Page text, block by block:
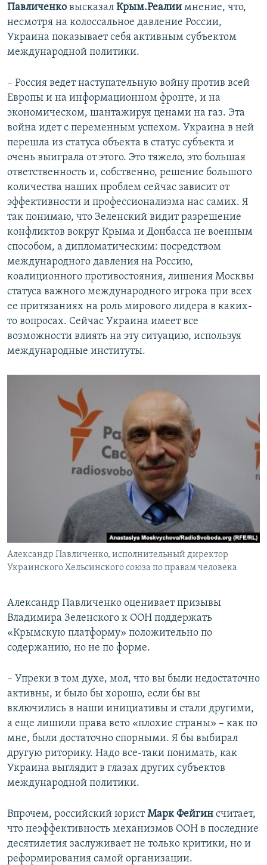
Павличенко высказал Крым.Реалии мнение, что,
несмотря на колоссальное давление России,
Украина показывает себя активным субъектом
международной политики.
– Россия ведет наступательную войну против всей
Европы и на информационном фронте, и на
экономическом, шантажируя ценами на газ. Эта
война идет с переменным успехом. Украина в ней
перешла из статуса объекта в статус субъекта и
очень выиграла от этого. Это тяжело, это большая
ответственность и, собственно, решение большого
количества наших проблем сейчас зависит от
эффективности и профессионализма нас самих. Я
так понимаю, что Зеленский видит разрешение
конфликтов вокруг Крыма и Донбасса не военным
способом, а дипломатическим: посредством
международного давления на Россию,
коалиционного противостояния, лишения Москвы
статуса важного международного игрока при всех
ее притязаниях на роль мирового лидера в каких-
то вопросах. Сейчас Украина имеет все
возможности влиять на эту ситуацию, используя
международные институты.
Александр Павличенко, исполнительный директор
Украинского Хельсинского союза по правам человека
Александр Павличенко оценивает призывы
Владимира Зеленского к ООН поддержать
«Крымскую платформу» положительно по
содержанию, но не по форме.
– Упреки в том духе, мол, что вы были недостаточно
активны, и было бы хорошо, если бы вы
включились в наши инициативы и стали другими,
а еще лишили права вето «плохие страны» – как по
мне, были достаточно спорными. Я бы выбирал
другую риторику. Надо все-таки понимать, как
Украина выглядит в глазах других субъектов
международной политики.
Впрочем, российский юристМарк Фейгин считает,
что неэффективность механизмов ООН в последние
десятилетия заслуживает не только критики, но и
реформирования самой организации.